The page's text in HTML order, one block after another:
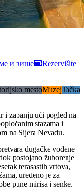
и више
Rezervišite
mestoMuzejTačka
i zapanjujući pogled na
stazama i
na Sijera Nevadu.
dugačke vodene
postojano žuborenje
terasastih vrtova,
uređeno je za
pune mirisa i senke.